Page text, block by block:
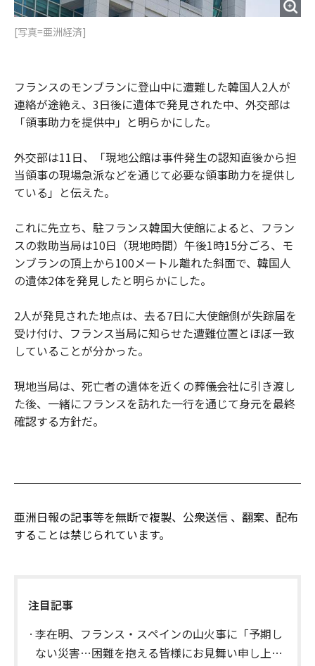
[写真=亜洲経済]
フランスのモンブランに登山中に遭難した韓国人2人が
連絡が途絶え、3日後に遺体で発見された中、外交部は
「領事助力を提供中」と明らかにした。
外交部は11日、「現地公館は事件発生の認知直後から担
当領事の現場急派などを通じて必要な領事助力を提供し
ている」と伝えた。
これに先立ち、駐フランス韓国大使館によると、フラン
スの救助当局は10日（現地時間）午後1時15分ごろ、モ
ンブランの頂上から100メートル離れた斜面で、韓国人
の遺体2体を発見したと明らかにした。
2人が発見された地点は、去る7日に大使館側が失踪届を
受け付け、フランス当局に知らせた遭難位置とほぼ一致
していることが分かった。
現地当局は、死亡者の遺体を近くの葬儀会社に引き渡し
た後、一緒にフランスを訪れた一行を通じて身元を最終
確認する方針だ。
亜洲日報の記事等を無断で複製、公衆送信 、翻案、配布
することは禁じられています。
注目記事
李在明、フランス・スペインの山火事に「予期し
ない災害…困難を抱える皆様にお見舞い申し上げ